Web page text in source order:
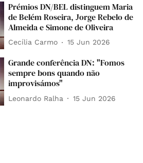
Prémios DN/BEL distinguem Maria
de Belém Roseira, Jorge Rebelo de
Almeida e Simone de Oliveira
Cecília Carmo 15 Jun 2026
Grande conferência DN: "Fomos
sempre bons quando não
improvisámos"
Leonardo Ralha 15 Jun 2026